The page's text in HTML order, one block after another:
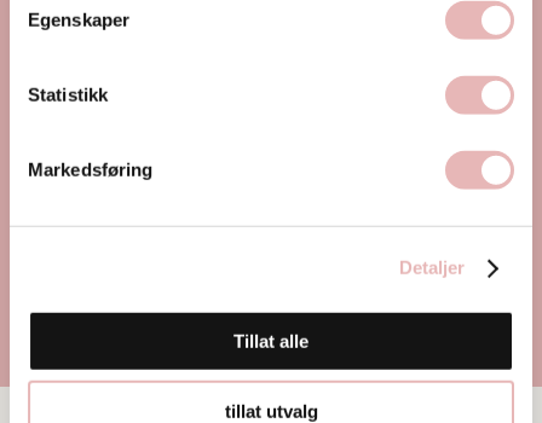
Egenskaper
Statistikk
Markedsføring
Detaljer
Tillat alle
tillat utvalg